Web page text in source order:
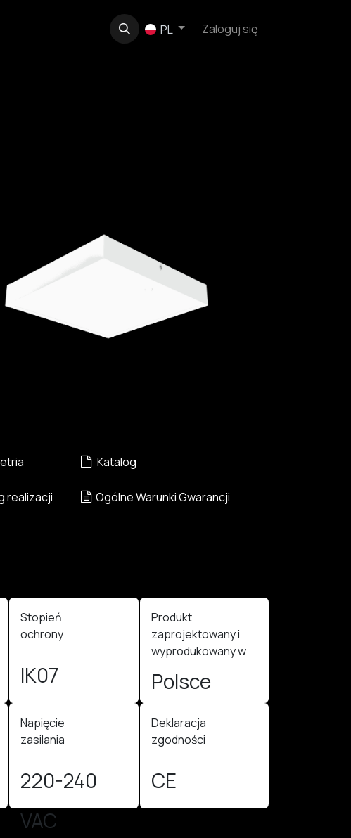
Kontakt PL Zaloguj się
Katalog
Ogólne Warunki Gwarancji
realizacji
Stopień
ochrony
IK07
Produkt
zaprojektowany i
wyprodukowany w
Polsce
Napięcie
zasilania
220-240
VAC
Deklaracja
zgodności
CE